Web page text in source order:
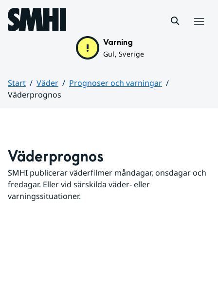
Hoppa till sidans innehåll
Varning
Gul, Sverige
Start Väder
Prognoser och varningar
Väderprognos
Väderprognos
SMHI publicerar väderfilmer måndagar, onsdagar och
fredagar. Eller vid särskilda väder- eller
varningssituationer.